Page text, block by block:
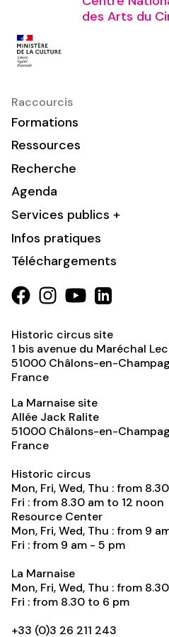
des Arts du
Raccourcis
Formations
Ressources
Recherche
Agenda
Services publics +
Infos pratiques
Téléchargements
Historic circus site
1 bis avenue du Maréchal
51000 Châlons-en-
France
La Marnaise site
Allée Jack Ralite
51000 Châlons-en-
France
Historic circus
Mon, Fri, Wed, Thu : from
Fri : from 8.30 am to 12 noon
Resource Center
Mon, Fri, Wed, Thu : from 9
Fri : from 9 am - 5 pm
La Marnaise
Mon, Fri, Wed, Thu : from
Fri : from 8.30 to 6 pm
+33 (0)3 26 211 243